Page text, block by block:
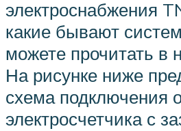
электроснабжения
какие бывают
можете прочитать в
На рисунке ниже
схема подключения
электросчетчика с